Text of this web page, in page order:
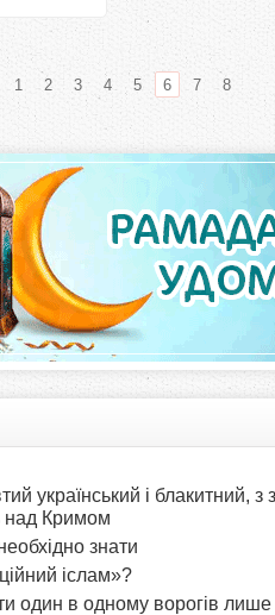
1 2 3 4 5 6 7 8
український і блакитний, з
над Кримом
знати
іслам»?
один в одному ворогів лише